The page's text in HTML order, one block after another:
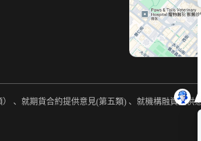
、就期貨合約提供意見(第五類) 、就機構融資提供